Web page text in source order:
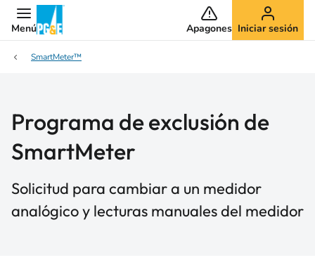
Menú Apagones Iniciar sesión
SmartMeter™
Programa de exclusión de
SmartMeter
Solicitud para cambiar a un medidor
analógico y lecturas manuales del medidor